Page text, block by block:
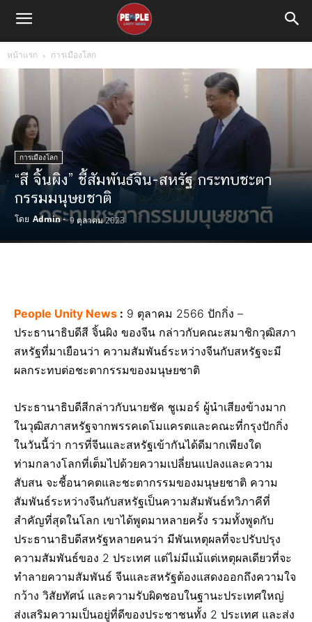
หน้าแรก การเมืองโลก
การเมืองโลก
“สี จิ้นผิง” ชี้สัมพันธ์จีน-สหรัฐ กระทบชะตา
กรรมมนุษยชาติ
โดย Admin- 9 ตุลาคม 2023
People Unity News : 9 ตุลาคม 2566 ปักกิ่ง –
ประธานาธิบดีสี จิ้นผิง ของจีน กล่าวกับคณะสมาชิกวุฒิสภา
สหรัฐที่มาเยือนว่า ความสัมพันธ์ระหว่างจีนกับสหรัฐจะมี
ผลกระทบต่อชะตากรรมของมนุษยชาติ
ประธานาธิบดีสีกล่าวกับนายชัค ชูเมอร์ ผู้นำเสียงข้างมาก
ในวุฒิสภาสหรัฐจากพรรคเดโมแครตและคณะที่กรุงปักกิ่ง
ในวันนี้ว่า การที่จีนและสหรัฐเข้ากันได้ดีมากเพียงใด
ท่ามกลางโลกที่เต็มไปด้วยความเปลี่ยนแปลงและความ
สับสน จะชี้อนาคตและชะตากรรมของมนุษยชาติ ความ
สัมพันธ์ระหว่างจีนกับสหรัฐเป็นความสัมพันธ์ทวิภาคีที่
สำคัญที่สุดในโลก เขาได้พูดมาหลายครั้ง รวมทั้งพูดกับ
ประธานาธิบดีสหรัฐหลายคนว่า มีพันเหตุผลที่จะปรับปรุง
ความสัมพันธ์ของ 2 ประเทศ แต่ไม่มีแม้แต่เหตุผลเดียวที่จะ
ทำลายความสัมพันธ์ จีนและสหรัฐต้องแสดงออกถึงความใจ
กว้าง วิสัยทัศน์ และความรับผิดชอบในฐานะประเทศใหญ่
ส่งเสริมความเป็นอยู่ที่ดีของประชาชนทั้ง 2 ประเทศ และส่ง